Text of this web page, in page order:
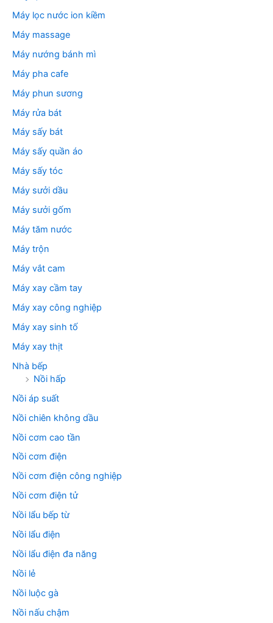
Máy lọc nước ion kiềm
Máy massage
Máy nướng bánh mì
Máy pha cafe
Máy phun sương
Máy rửa bát
Máy sấy bát
Máy sấy quần áo
Máy sấy tóc
Máy sưởi dầu
Máy sưởi gốm
Máy tăm nước
Máy trộn
Máy vắt cam
Máy xay cầm tay
Máy xay công nghiệp
Máy xay sinh tố
Máy xay thịt
Nhà bếp
Nồi hấp
Nồi áp suất
Nồi chiên không dầu
Nồi cơm cao tần
Nồi cơm điện
Nồi cơm điện công nghiệp
Nồi cơm điện tử
Nồi lẩu bếp từ
Nồi lẩu điện
Nồi lẩu điện đa năng
Nồi lẻ
Nồi luộc gà
Nồi nấu chậm